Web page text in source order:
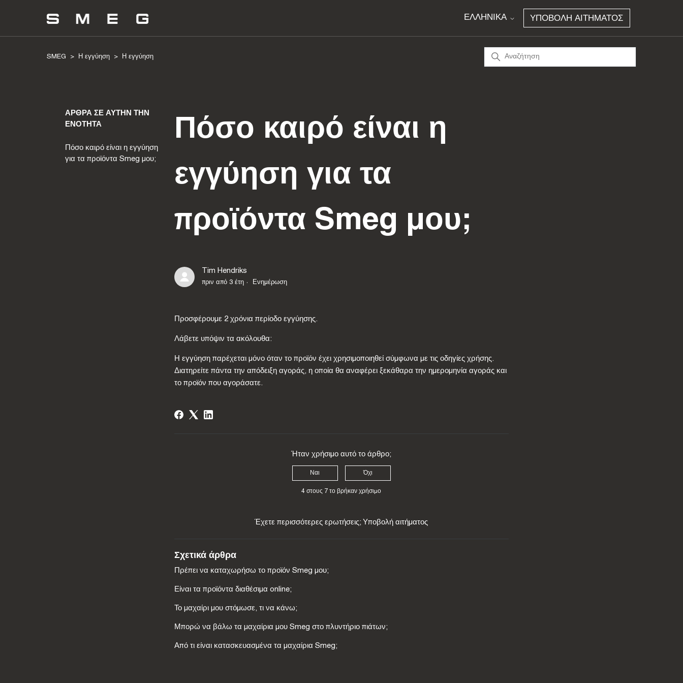
ΕΛΛΗΝΙΚΆ ΥΠΟΒΟΛΉ ΑΙΤΉΜΑΤΟΣ
SMEG Η εγγύηση Η εγγύηση
ΆΡΘΡΑ ΣΕ ΑΥΤΉΝ ΤΗΝ
ΕΝΌΤΗΤΑ
Πόσο καιρό είναι η εγγύηση
για τα προϊόντα Smeg μου;
Πόσο καιρό είναι η
εγγύηση για τα
προϊόντα Smeg μου;
Tim Hendriks
πριν από 3 έτη Ενημέρωση
Προσφέρουμε 2 χρόνια περίοδο εγγύησης.
Λάβετε υπόψιν τα ακόλουθα:
Η εγγύηση παρέχεται μόνο όταν το προϊόν έχει χρησιμοποιηθεί σύμφωνα με τις οδηγίες χρήσης.
Διατηρείτε πάντα την απόδειξη αγοράς, η οποία θα αναφέρει ξεκάθαρα την ημερομηνία αγοράς και
το προϊόν που αγοράσατε.
Ήταν χρήσιμο αυτό το άρθρο;
Ναι Όχι
4 στους 7 το βρήκαν χρήσιμο
Έχετε περισσότερες ερωτήσεις; Υποβολή αιτήματος
Σχετικά άρθρα
Πρέπει να καταχωρήσω το προϊόν Smeg μου;
Είναι τα προϊόντα διαθέσιμα online;
Το μαχαίρι μου στόμωσε, τι να κάνω;
Μπορώ να βάλω τα μαχαίρια μου Smeg στο πλυντήριο πιάτων;
Από τι είναι κατασκευασμένα τα μαχαίρια Smeg;